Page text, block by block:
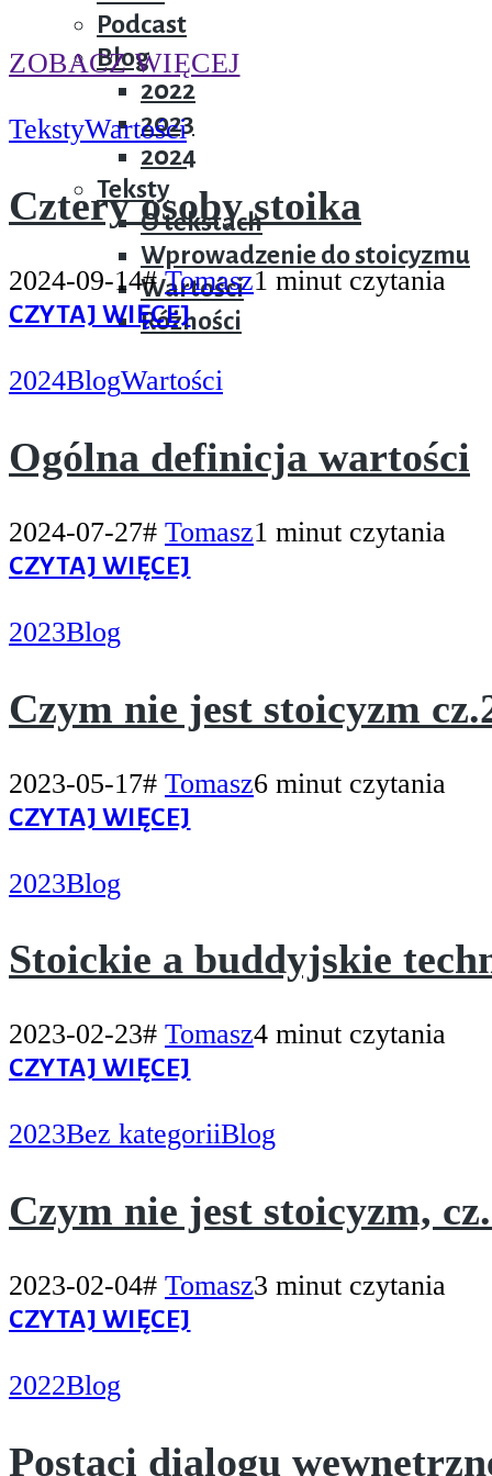
Podcast
Blog
2022
2023
2024
Teksty
O tekstach
Wprowadzenie do stoicyzmu
Wartości
Różności
ZOBACZ WIĘCEJ
TekstyWartości
Cztery osoby stoika
2024-09-14#Tomasz1 minut czytania
CZYTAJ WIĘCEJ
2024BlogWartości
Ogólna definicja wartości
2024-07-27# Tomasz1 minut czytania
CZYTAJ WIĘCEJ
2023Blog
Czym nie jest stoicyzm
2023-05-17# Tomasz6 minut czytania
CZYTAJ WIĘCEJ
2023Blog
Stoickie a buddyjskie
2023-02-23# Tomasz4 minut czytania
CZYTAJ WIĘCEJ
2023Bez kategoriiBlog
Czym nie jest stoicyzm,
2023-02-04# Tomasz3 minut czytania
CZYTAJ WIĘCEJ
2022Blog
Postaci dialogu